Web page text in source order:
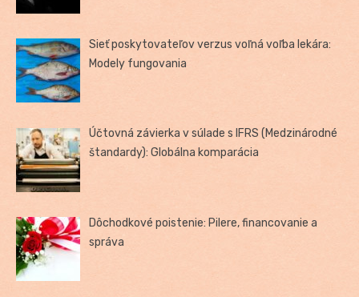
Sieť poskytovateľov verzus voľná voľba lekára:
Modely fungovania
Účtovná závierka v súlade s IFRS (Medzinárodné
štandardy): Globálna komparácia
Dôchodkové poistenie: Pilere, financovanie a
správa